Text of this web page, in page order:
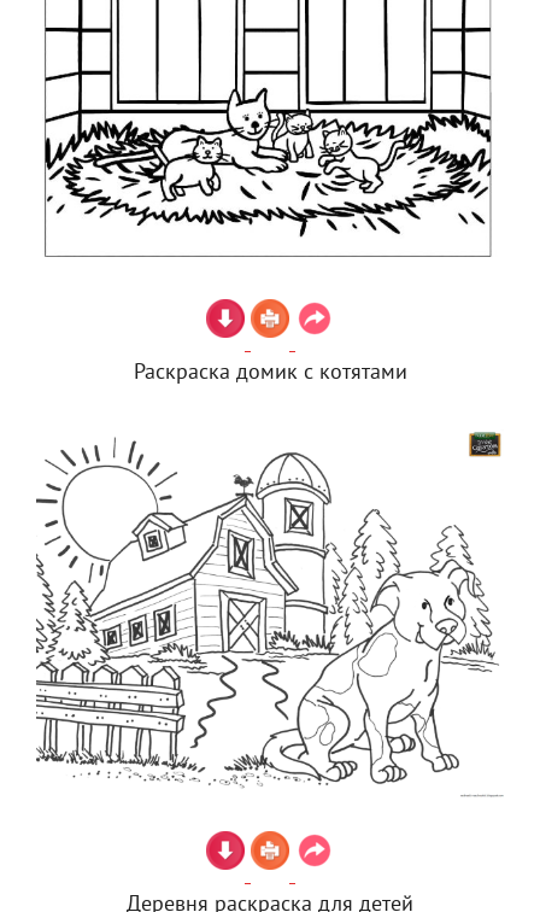
Раскраска домик с котятами
Деревня раскраска для детей